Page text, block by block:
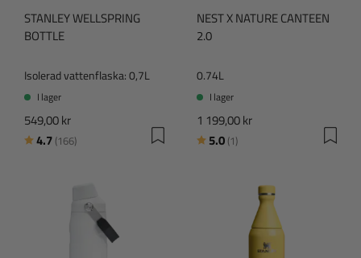
STANLEY WELLSPRING
BOTTLE
Isolerad vattenflaska: 0,7L
I lager
549,00 kr
Betyg:
4.7(166)utav 5 stjärnor
NEST X NATURE CANTEEN
2.0
0.74L
I lager
1 199,00 kr
Betyg:
5.0(1)utav 5 stjärnor